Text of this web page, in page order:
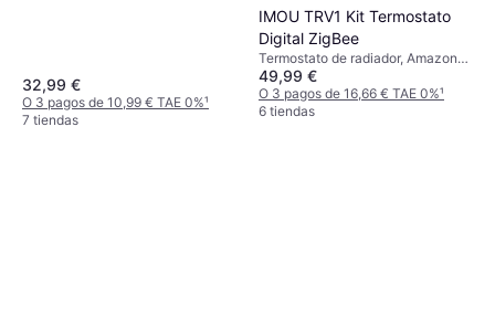
32,99 €
O 3 pagos de 10,99 € TAE 0%¹
7 tiendas
IMOU TRV1 Kit Termostato
Digital ZigBee
Termostato de radiador, Amazon
Alexa
49,99 €
O 3 pagos de 16,66 € TAE 0%¹
6 tiendas